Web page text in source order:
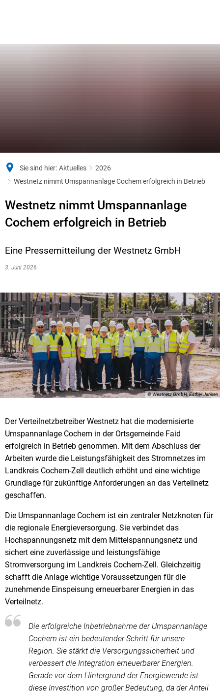
Sie sind hier: Aktuelles
2026
Westnetz nimmt Umspannanlage Cochem erfolgreich in Betrieb
Westnetz nimmt Umspannanlage
Cochem erfolgreich in Betrieb
Eine Pressemitteilung der Westnetz GmbH
3. Juni 2026
© Westnetz GmbH, Esther Jansen
Der Verteilnetzbetreiber Westnetz hat die modernisierte
Umspannanlage Cochem in der Ortsgemeinde Faid
erfolgreich in Betrieb genommen. Mit dem Abschluss der
Arbeiten wurde die Leistungsfähigkeit des Stromnetzes im
Landkreis Cochem-Zell deutlich erhöht und eine wichtige
Grundlage für zukünftige Anforderungen an das Verteilnetz
geschaffen.
Die Umspannanlage Cochem ist ein zentraler Netzknoten für
die regionale Energieversorgung. Sie verbindet das
Hochspannungsnetz mit dem Mittelspannungsnetz und
sichert eine zuverlässige und leistungsfähige
Stromversorgung im Landkreis Cochem-Zell. Gleichzeitig
schafft die Anlage wichtige Voraussetzungen für die
zunehmende Einspeisung erneuerbarer Energien in das
Verteilnetz.
Die erfolgreiche Inbetriebnahme der Umspannanlage
Cochem ist ein bedeutender Schritt für unsere
Region. Sie stärkt die Versorgungssicherheit und
verbessert die Integration erneuerbarer Energien.
Gerade vor dem Hintergrund der Energiewende ist
diese Investition von großer Bedeutung, da der Anteil